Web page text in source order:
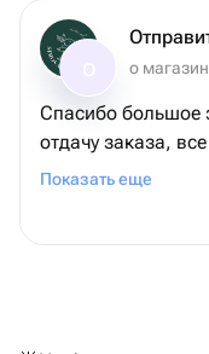
о
Спасибо большое
отдачу заказа,
и вкусно!
Показать еще